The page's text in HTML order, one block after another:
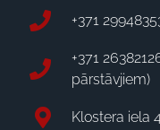
+371
+371
pārstāvjiem)
Klostera iela